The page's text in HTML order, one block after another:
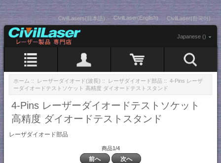
CivilLasers(日本語) CivilLaser(English) CivilLaser(한국어)
Japanese ()
ホーム :: レーザーダイオード(波長) :: レーザダイオード部品 :: 4-Pins レーザ
ーダイオードテストソケット 高精度 ダイオードテストスタンド
4-Pins レーザーダイオードテストソケット
高精度 ダイオードテストスタンド
レーザダイオード部品
商品1/4
前へ 次へ